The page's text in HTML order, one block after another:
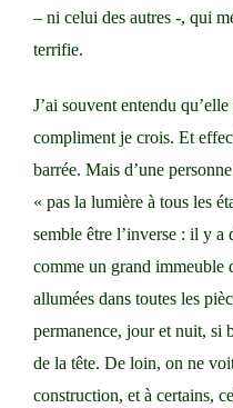
– ni celui des autres -, qui
terrifie.
J’ai souvent entendu
compliment je crois. Et
barrée. Mais d’une
« pas la lumière à tous les
semble être l’inverse : il y a
comme un grand immeuble
allumées dans toutes les
permanence, jour et nuit, si
de la tête. De loin, on ne
construction, et à certains,